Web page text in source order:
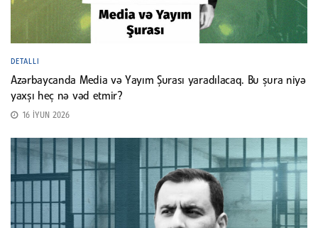
DETALLI
Azərbaycanda Media və Yayım Şurası yaradılacaq. Bu şura niyə
yaxşı heç nə vəd etmir?
16 İYUN 2026